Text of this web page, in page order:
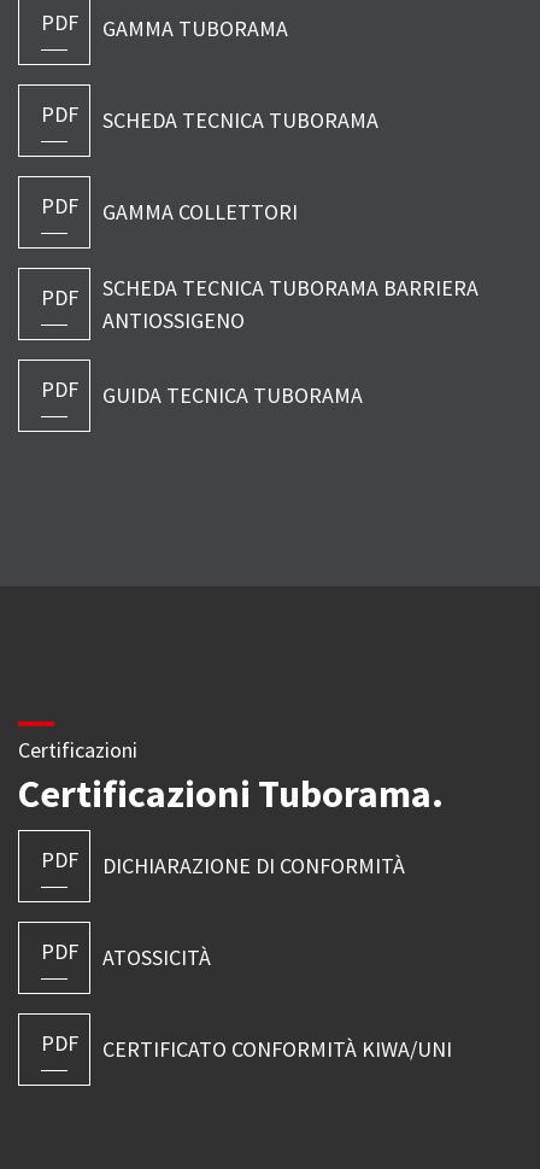
PDF GAMMA TUBORAMA
PDF SCHEDA TECNICA TUBORAMA
PDF GAMMA COLLETTORI
PDF
SCHEDA TECNICA TUBORAMA BARRIERA
ANTIOSSIGENO
PDF GUIDA TECNICA TUBORAMA
Certificazioni
Certificazioni Tuborama.
PDF DICHIARAZIONE DI CONFORMITÀ
PDF ATOSSICITÀ
PDF CERTIFICATO CONFORMITÀ KIWA/UNI